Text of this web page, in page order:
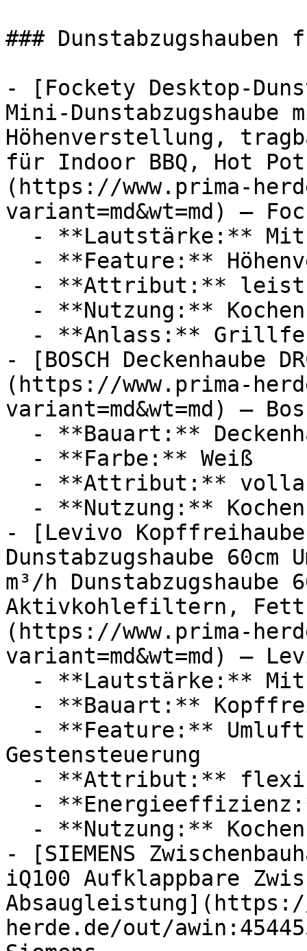
### Dunstabzugshauben
- [Fockety Desktop-
Mini-
Höhenverstellung,
für Indoor BBQ, Hot Pot
(https://www.prima-
variant=md&wt=md) —
- [BOSCH Deckenhaube
(https://www.prima-
variant=md&wt=md) —
- [Levivo Kopffreihaube
Dunstabzugshaube
m³/h
Aktivkohlefiltern,
(https://www.prima-
variant=md&wt=md) —
Gestensteuerung
- [SIEMENS
iQ100 Aufklappbare
herde.de/out/